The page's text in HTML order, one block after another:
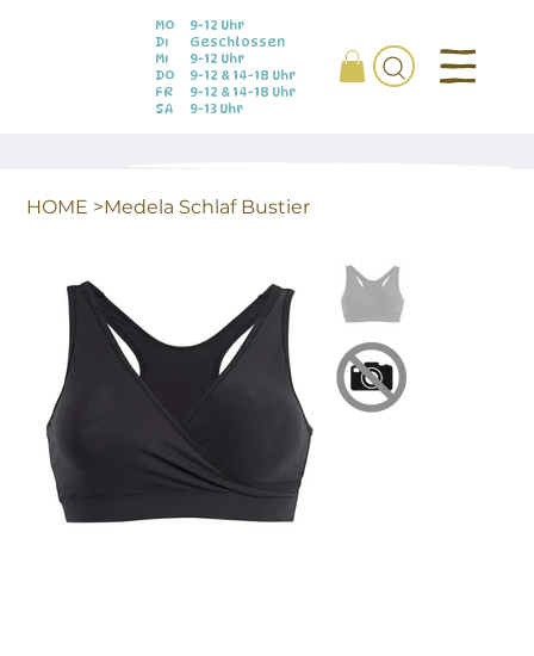
MO
DI
MI
DO
FR
SA
9-12 Uhr
Geschlossen
9-12 Uhr
9-12 & 14-18 Uhr
9-12 & 14-18 Uhr
9-13 Uhr
HOME >Medela Schlaf Bustier